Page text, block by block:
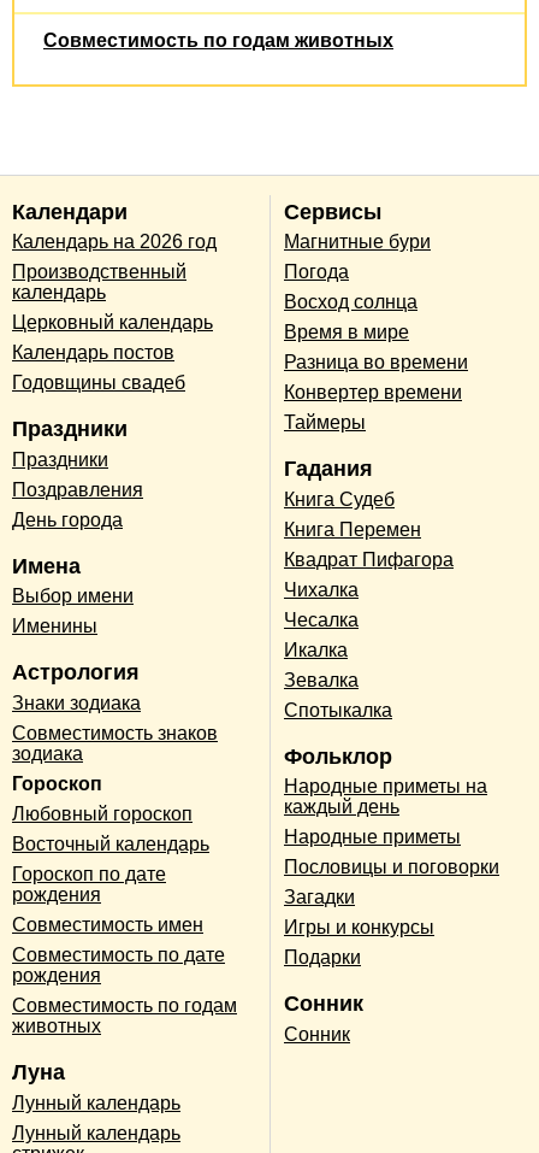
Совместимость по годам животных
Календари
Календарь на 2026 год
Производственный
календарь
Церковный календарь
Календарь постов
Годовщины свадеб
Праздники
Праздники
Поздравления
День города
Имена
Выбор имени
Именины
Астрология
Знаки зодиака
Совместимость знаков
зодиака
Гороскоп
Любовный гороскоп
Восточный календарь
Гороскоп по дате
рождения
Совместимость имен
Совместимость по дате
рождения
Совместимость по годам
животных
Луна
Лунный календарь
Лунный календарь
Сервисы
Магнитные бури
Погода
Восход солнца
Время в мире
Разница во времени
Конвертер времени
Таймеры
Гадания
Книга Судеб
Книга Перемен
Квадрат Пифагора
Чихалка
Чесалка
Икалка
Зевалка
Спотыкалка
Фольклор
Народные приметы на
каждый день
Народные приметы
Пословицы и поговорки
Загадки
Игры и конкурсы
Подарки
Сонник
Сонник